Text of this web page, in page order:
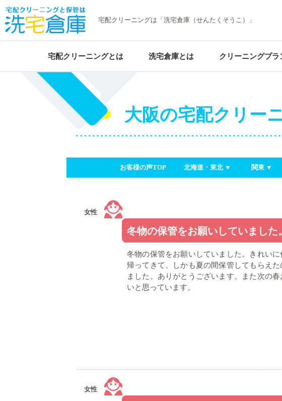
宅配クリーニングは「洗宅倉庫（せんたくそうこ）」
宅配クリーニングとは 洗宅倉庫とは クリーニングプラ
大阪の宅配クリー
お客様の声TOP 北海道・東北 ▼ 関東 ▼
女性
冬物の保管をお願いしていました。
冬物の保管をお願いしていました。きれいに
帰ってきて、しかも夏の間保管してもらえた
ました。ありがとうございます。また次の春
いと思っています。
女性